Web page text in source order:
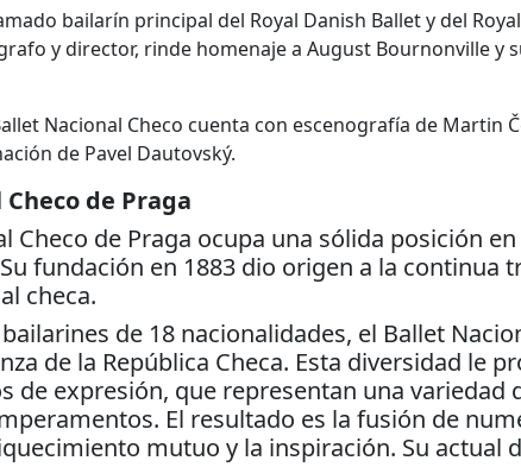
bailarín principal del Royal Danish Ballet y del
y director, rinde homenaje a August Bournonville y
Nacional Checo cuenta con escenografía de Martin
de Pavel Dautovský.
de Praga
Checo de Praga ocupa una sólida posición
fundación en 1883 dio origen a la continua
checa.
de 18 nacionalidades, el Ballet
de la República Checa. Esta diversidad le
de expresión, que representan una variedad
El resultado es la fusión de
mutuo y la inspiración. Su actual